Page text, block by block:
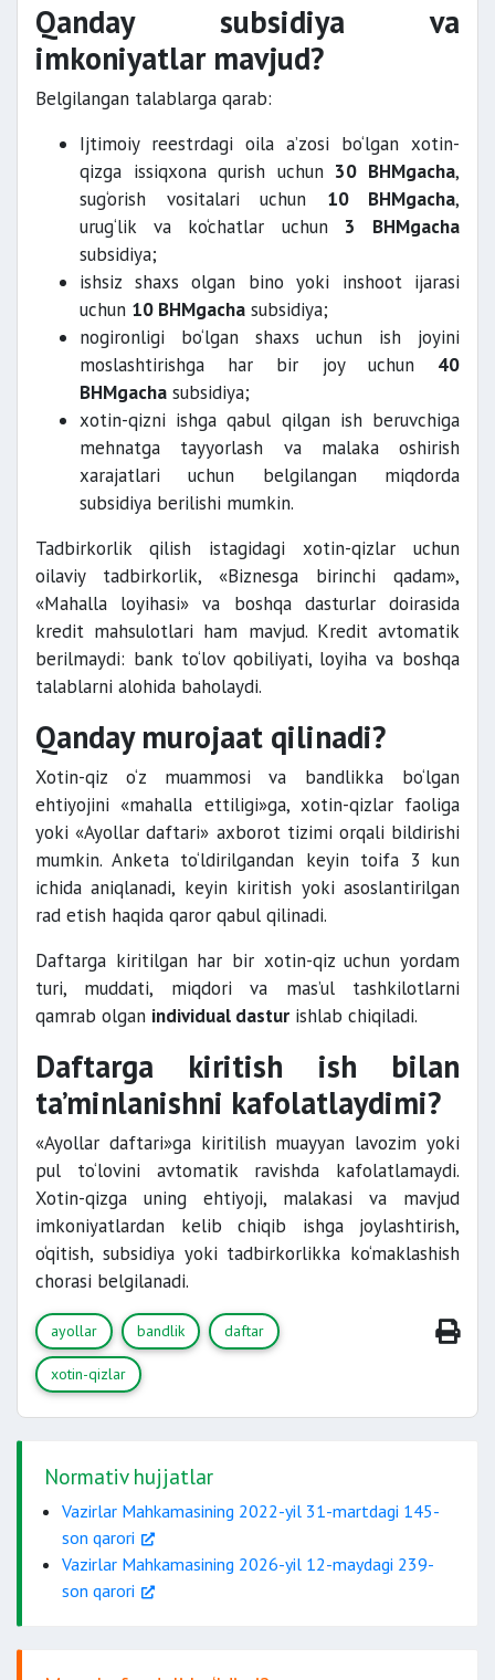
Qanday subsidiya va
imkoniyatlar mavjud?
Belgilangan talablarga qarab:
Ijtimoiy reestrdagi oila a’zosi bo‘lgan xotin-
qizga issiqxona qurish uchun 30 BHMgacha,
sug‘orish vositalari uchun 10 BHMgacha,
urug‘lik va ko‘chatlar uchun 3 BHMgacha
subsidiya;
ishsiz shaxs olgan bino yoki inshoot ijarasi
uchun 10 BHMgacha subsidiya;
nogironligi bo‘lgan shaxs uchun ish joyini
moslashtirishga har bir joy uchun 40
BHMgacha subsidiya;
xotin-qizni ishga qabul qilgan ish beruvchiga
mehnatga tayyorlash va malaka oshirish
xarajatlari uchun belgilangan miqdorda
subsidiya berilishi mumkin.
Tadbirkorlik qilish istagidagi xotin-qizlar uchun
oilaviy tadbirkorlik, «Biznesga birinchi qadam»,
«Mahalla loyihasi» va boshqa dasturlar doirasida
kredit mahsulotlari ham mavjud. Kredit avtomatik
berilmaydi: bank to‘lov qobiliyati, loyiha va boshqa
talablarni alohida baholaydi.
Qanday murojaat qilinadi?
Xotin-qiz o‘z muammosi va bandlikka bo‘lgan
ehtiyojini «mahalla ettiligi»ga, xotin-qizlar faoliga
yoki «Ayollar daftari» axborot tizimi orqali bildirishi
mumkin. Anketa to‘ldirilgandan keyin toifa 3 kun
ichida aniqlanadi, keyin kiritish yoki asoslantirilgan
rad etish haqida qaror qabul qilinadi.
Daftarga kiritilgan har bir xotin-qiz uchun yordam
turi, muddati, miqdori va mas’ul tashkilotlarni
qamrab olgan individual dastur ishlab chiqiladi.
Daftarga kiritish ish bilan
ta’minlanishni kafolatlaydimi?
«Ayollar daftari»ga kiritilish muayyan lavozim yoki
pul to‘lovini avtomatik ravishda kafolatlamaydi.
Xotin-qizga uning ehtiyoji, malakasi va mavjud
imkoniyatlardan kelib chiqib ishga joylashtirish,
o‘qitish, subsidiya yoki tadbirkorlikka ko‘maklashish
chorasi belgilanadi.
ayollar bandlik daftar
xotin-qizlar
Normativ hujjatlar
Vazirlar Mahkamasining 2022-yil 31-martdagi 145-
son qarori
Vazirlar Mahkamasining 2026-yil 12-maydagi 239-
son qarori